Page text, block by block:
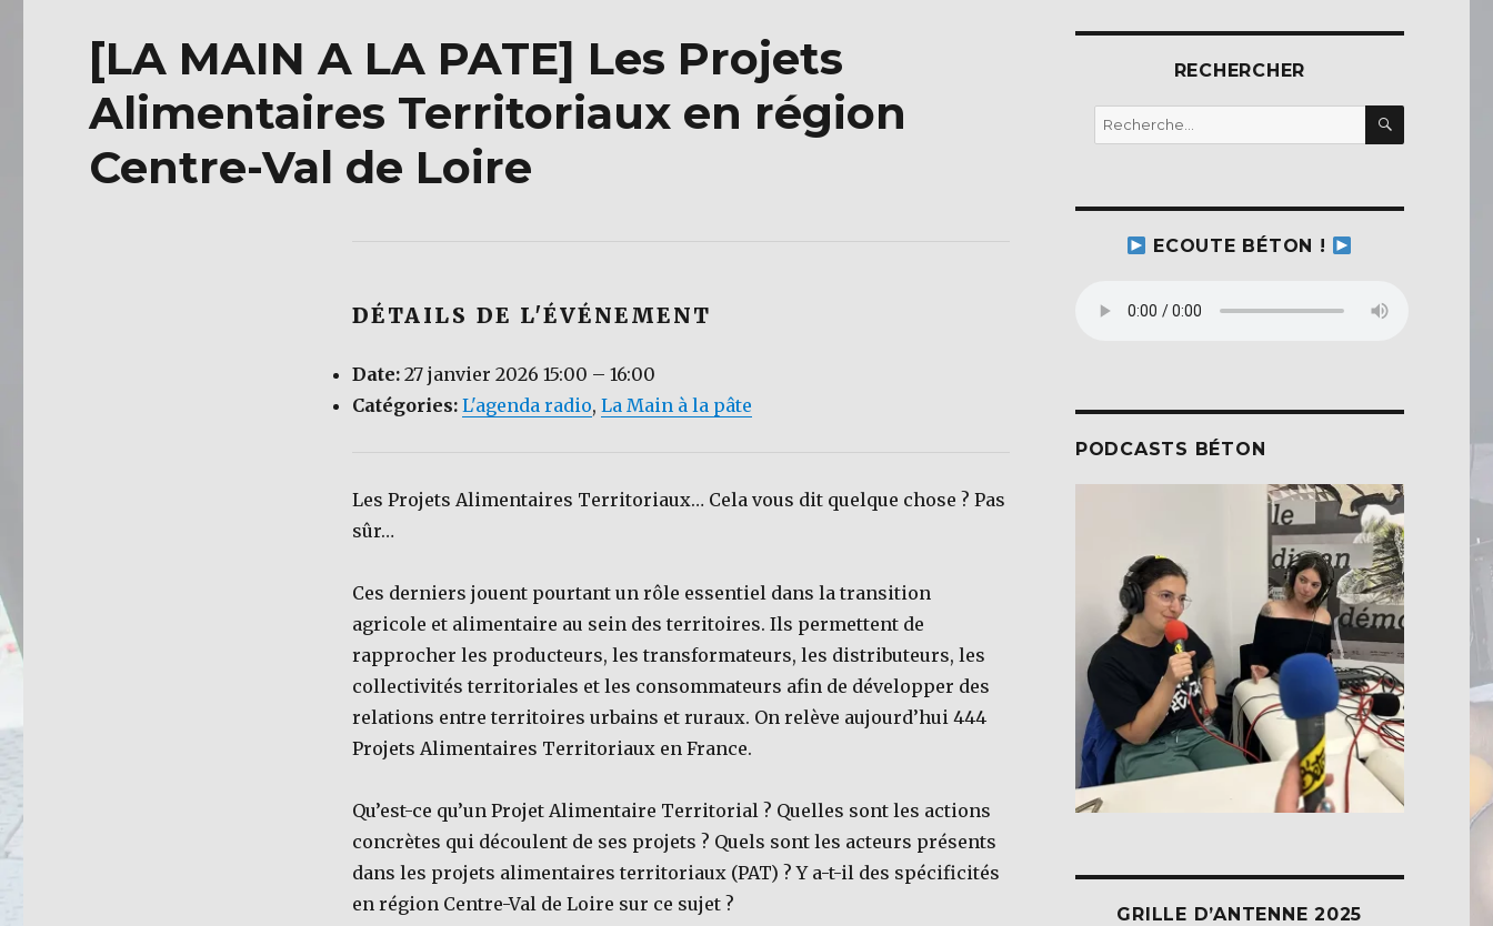
[LA MAIN A LA PATE] Les Projets
Alimentaires Territoriaux en région
Centre-Val de Loire
DÉTAILS DE L'ÉVÉNEMENT
Date: 27 janvier 2026 15:00 – 16:00
Catégories: L'agenda radio, La Main à la pâte
Les Projets Alimentaires Territoriaux… Cela vous dit quelque chose ? Pas
sûr…
Ces derniers jouent pourtant un rôle essentiel dans la transition
agricole et alimentaire au sein des territoires. Ils permettent de
rapprocher les producteurs, les transformateurs, les distributeurs, les
collectivités territoriales et les consommateurs afin de développer des
relations entre territoires urbains et ruraux. On relève aujourd’hui 444
Projets Alimentaires Territoriaux en France.
Qu’est-ce qu’un Projet Alimentaire Territorial ? Quelles sont les actions
concrètes qui découlent de ses projets ? Quels sont les acteurs présents
dans les projets alimentaires territoriaux (PAT) ? Y a-t-il des spécificités
en région Centre-Val de Loire sur ce sujet ?
RECHERCHER
Recherche
pour :
ECOUTE BÉTON !
PODCASTS BÉTON
GRILLE D’ANTENNE 2025